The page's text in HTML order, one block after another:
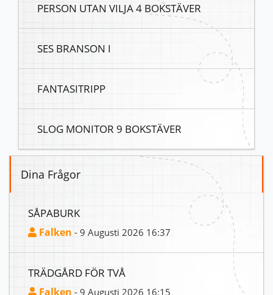
PERSON UTAN VILJA 4 BOKSTÄVER
SES BRANSON I
FANTASITRIPP
SLOG MONITOR 9 BOKSTÄVER
Dina Frågor
SÅPABURK
Falken - 9 Augusti 2026 16:37
TRÄDGÅRD FÖR TVÅ
Falken - 9 Augusti 2026 16:15